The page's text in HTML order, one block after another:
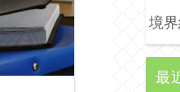
境
最